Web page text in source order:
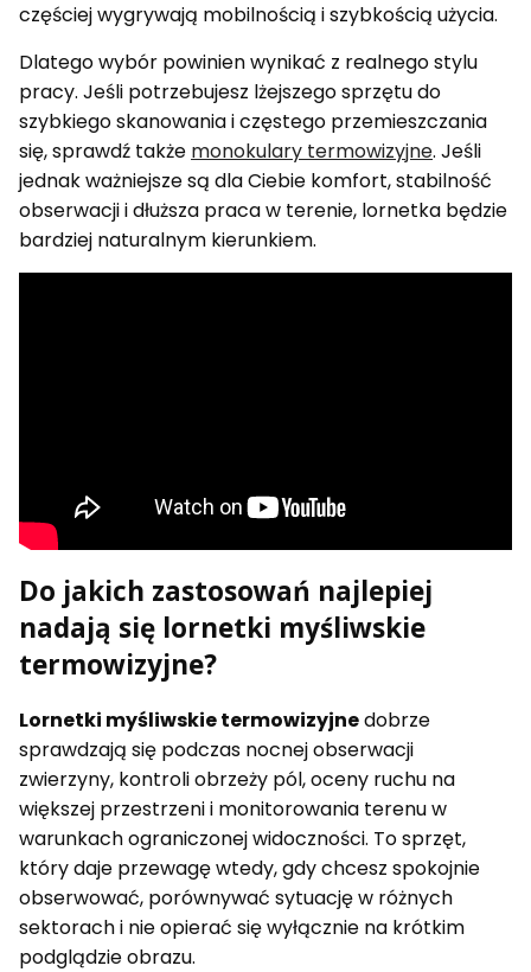
częściej wygrywają mobilnością i szybkością użycia.
Dlatego wybór powinien wynikać z realnego stylu
pracy. Jeśli potrzebujesz lżejszego sprzętu do
szybkiego skanowania i częstego przemieszczania
się, sprawdź także monokulary termowizyjne. Jeśli
jednak ważniejsze są dla Ciebie komfort, stabilność
obserwacji i dłuższa praca w terenie, lornetka będzie
bardziej naturalnym kierunkiem.
Do jakich zastosowań najlepiej
nadają się lornetki myśliwskie
termowizyjne?
Lornetki myśliwskie termowizyjnedobrze
sprawdzają się podczas nocnej obserwacji
zwierzyny, kontroli obrzeży pól, oceny ruchu na
większej przestrzeni i monitorowania terenu w
warunkach ograniczonej widoczności. To sprzęt,
który daje przewagę wtedy, gdy chcesz spokojnie
obserwować, porównywać sytuację w różnych
sektorach i nie opierać się wyłącznie na krótkim
podglądzie obrazu.